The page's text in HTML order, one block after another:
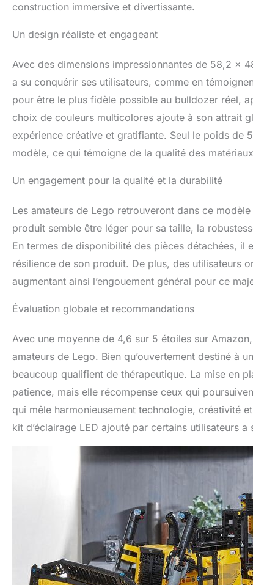
construction immersive et divertissante.
Un design réaliste et engageant
Avec des dimensions impressionnantes de 58,2 x
a su conquérir ses utilisateurs, comme en
pour être le plus fidèle possible au bulldozer réel,
choix de couleurs multicolores ajoute à son attrait
expérience créative et gratifiante. Seul le poids de
modèle, ce qui témoigne de la qualité des
Un engagement pour la qualité et la durabilité
Les amateurs de Lego retrouveront dans ce
produit semble être léger pour sa taille, la
En termes de disponibilité des pièces détachées,
résilience de son produit. De plus, des utilisateurs
augmentant ainsi l’engouement général pour ce
Évaluation globale et recommandations
Avec une moyenne de 4,6 sur 5 étoiles sur
amateurs de Lego. Bien qu’ouvertement destiné à
beaucoup qualifient de thérapeutique. La mise en
patience, mais elle récompense ceux qui
qui mêle harmonieusement technologie, créativité
kit d’éclairage LED ajouté par certains utilisateurs